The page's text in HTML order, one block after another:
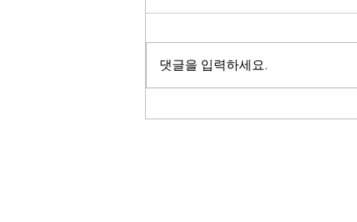
댓글을 입력하세요.